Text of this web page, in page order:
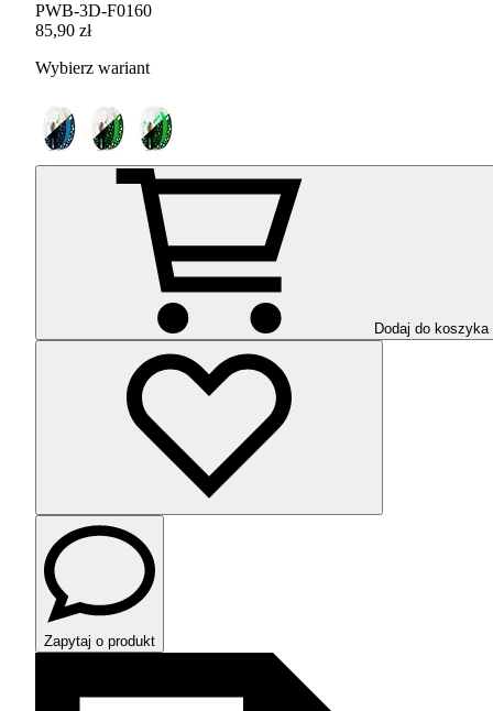
PWB-3D-F0160
85,90 zł
Wybierz wariant
Dodaj do koszyka
Zapytaj o produkt